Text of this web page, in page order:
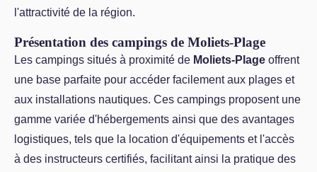
l'attractivité de la région.
Présentation des campings de Moliets-Plage
Les campings situés à proximité de Moliets-Plage offrent
une base parfaite pour accéder facilement aux plages et
aux installations nautiques. Ces campings proposent une
gamme variée d'hébergements ainsi que des avantages
logistiques, tels que la location d'équipements et l'accès
à des instructeurs certifiés, facilitant ainsi la pratique des